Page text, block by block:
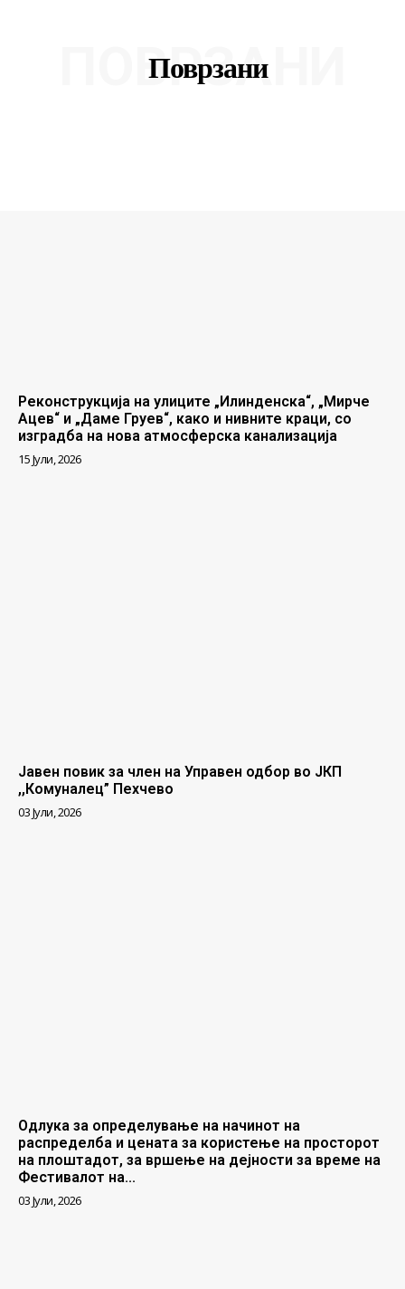
Поврзани
ПОВРЗАНИ
Реконструкција на улиците „Илинденска“, „Мирче
Ацев“ и „Даме Груев“, како и нивните краци, со
изградба на нова атмосферска канализација
15 Јули, 2026
Јавен повик за член на Управен одбор во ЈКП
,,Комуналец” Пехчево
03 Јули, 2026
Одлука за определување на начинот на
распределба и цената за користење на просторот
на плоштадот, за вршење на дејности за време на
Фестивалот на...
03 Јули, 2026